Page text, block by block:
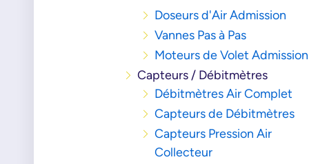
Doseurs d'Air Admission
Vannes Pas à Pas
Moteurs de Volet Admission
Capteurs / Débitmètres
Débitmètres Air Complet
Capteurs de Débitmètres
Capteurs Pression Air
Collecteur